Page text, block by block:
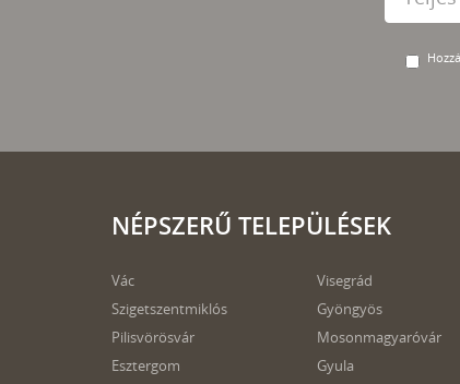
NÉPSZERŰ TELEPÜLÉSEK
Vác
Szigetszentmiklós
Pilisvörösvár
Esztergom
Visegrád
Gyöngyös
Mosonmagyaróvár
Gyula